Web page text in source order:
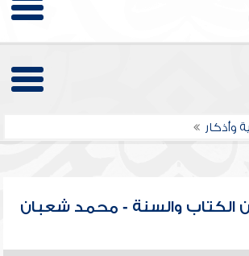
وأذكار
الكتاب والسنة - محمد شعبان